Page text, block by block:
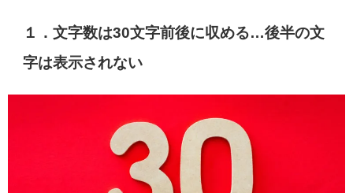
１．文字数は30文字前後に収める…後半の文
字は表示されない